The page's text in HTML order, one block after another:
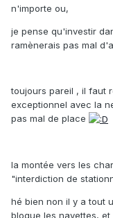
n'importe ou,
je pense qu'investir
ramènerais pas mal
toujours pareil , il faut
exceptionnel avec la
pas mal de place
la montée vers les
"interdiction de
hé bien non il y a tout
bloque les navettes,